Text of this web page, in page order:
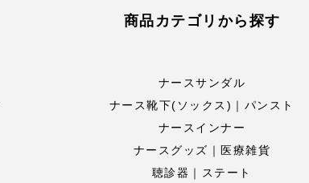
商品カテゴリから探す
ナースサンダル
ナース靴下(ソックス)｜パンスト
ナースインナー
ナースグッズ｜医療雑貨
聴診器｜ステート